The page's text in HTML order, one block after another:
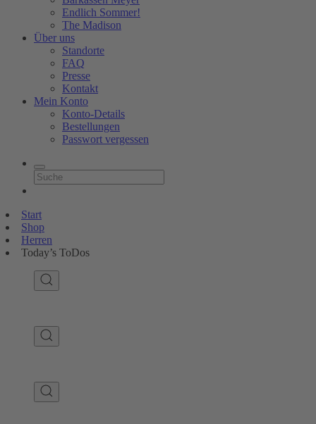
Endlich Sommer!
The Madison
Über uns
Standorte
FAQ
Presse
Kontakt
Mein Konto
Konto-Details
Bestellungen
Passwort vergessen
Start
Shop
Herren
Today’s ToDos